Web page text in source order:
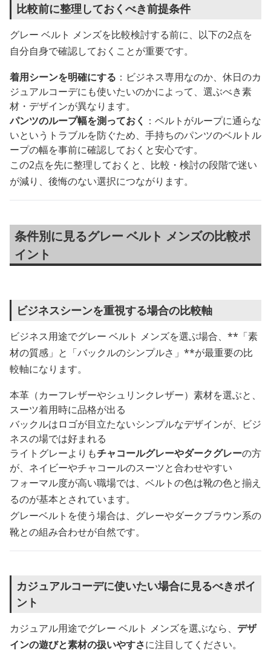
比較前に整理しておくべき前提条件
グレー ベルト メンズを比較検討する前に、以下の2点を
自分自身で確認しておくことが重要です。
着用シーンを明確にする ：ビジネス専用なのか、休日のカ
ジュアルコーデにも使いたいのかによって、選ぶべき素
材・デザインが異なります。
パンツのループ幅を測っておく ：ベルトがループに通らな
いというトラブルを防ぐため、手持ちのパンツのベルトル
ープの幅を事前に確認しておくと安心です。
この2点を先に整理しておくと、比較・検討の段階で迷い
が減り、後悔のない選択につながります。
条件別に見るグレー ベルト メンズの比較ポ
イント
ビジネスシーンを重視する場合の比較軸
ビジネス用途でグレー ベルト メンズを選ぶ場合、**「素
材の質感」と「バックルのシンプルさ」**が最重要の比
較軸になります。
本革（カーフレザーやシュリンクレザー）素材を選ぶと、
スーツ着用時に品格が出る
バックルはロゴが目立たないシンプルなデザインが、ビジ
ネスの場では好まれる
ライトグレーよりもチャコールグレーやダークグレーの方
が、ネイビーやチャコールのスーツと合わせやすい
フォーマル度が高い職場では、ベルトの色は靴の色と揃え
るのが基本とされています。
グレーベルトを使う場合は、グレーやダークブラウン系の
靴との組み合わせが自然です。
カジュアルコーデに使いたい場合に見るべきポイ
ント
カジュアル用途でグレー ベルト メンズを選ぶなら、 デザ
インの遊びと素材の扱いやすさに注目してください。